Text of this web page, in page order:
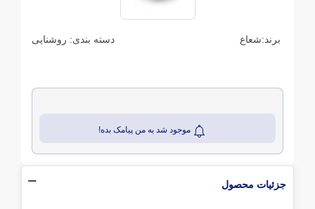
برند:شعاع دسته بندی: روشنایی
موجود شد به من پیامک بده!
جزئیات محصول